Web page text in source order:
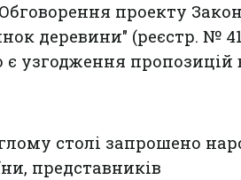
проекту
деревини" (реєстр. №
є узгодження пропозицій
столі запрошено
представників